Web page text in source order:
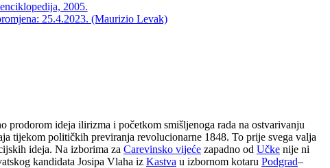
2005.
25.4.2023. (Maurizio Levak)
prodorom ideja ilirizma i početkom smišljenoga rada na ostvarivanju
tijekom političkih previranja revolucionarne 1848. To prije svega valja
ideja. Na izborima za Carevinsko vijeće zapadno od Učke nije ni
kandidata Josipa Vlaha iz Kastva u izbornom kotaru Podgrad–